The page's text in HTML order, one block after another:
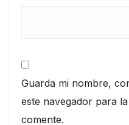
Guarda mi nombre,
este navegador para
comente.